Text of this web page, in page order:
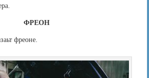
ФРЕОН
фреоне.